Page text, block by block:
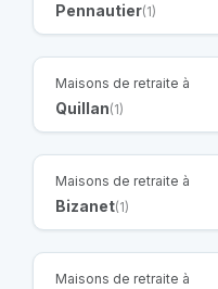
Pennautier(1)
Maisons de retraite à
Quillan(1)
Maisons de retraite à
Bizanet(1)
Maisons de retraite à